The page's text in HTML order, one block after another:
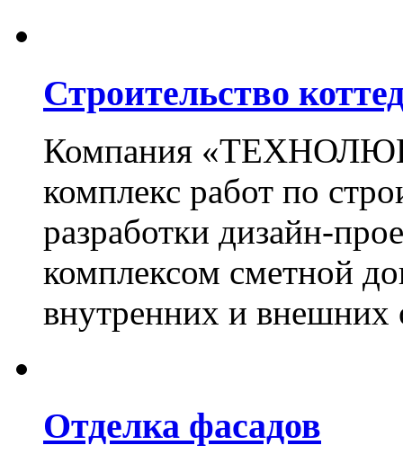
Строительство
Компания
комплекс работ по
разработки дизайн-
комплексом сметной
внутренних и внешних
Отделка фасадов